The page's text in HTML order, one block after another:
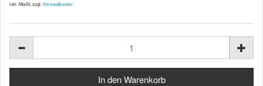
inkl. MwSt. zzgl. Versandkosten